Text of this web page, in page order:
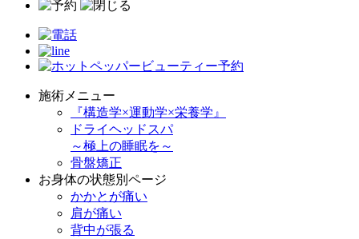
施術メニュー
『構造学×運動学×栄養学』
ドライヘッドスパ
～極上の睡眠を～
骨盤矯正
お身体の状態別ページ
かかとが痛い
肩が痛い
背中が張る